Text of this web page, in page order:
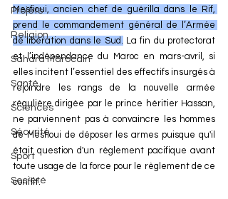
Projets
Religion
Sahara Marocain
Santé
Sciences
Sécurité
Sport
Société
Mesfioui, ancien chef de guérilla dans le Rif,
prend le commandement général de l’Armée
de libération dans le Sud. La fin du protectorat
et l’indépendance du Maroc en mars-avril, si
elles incitent l’essentiel des effectifs insurgés à
rejoindre les rangs de la nouvelle armée
régulière dirigée par le prince héritier Hassan,
ne parviennent pas à convaincre les hommes
de Mesfioui de déposer les armes puisque qu'il
était question d'un règlement pacifique avant
toute usage de la force pour le règlement de ce
conflit.